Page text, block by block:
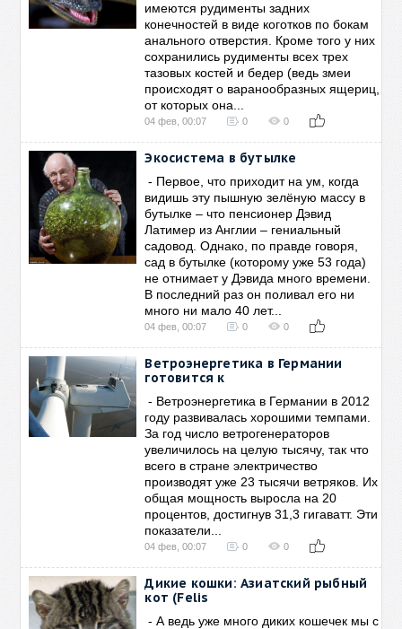
имеются рудименты задних
конечностей в виде коготков по бокам
анального отверстия. Кроме того у них
сохранились рудименты всех трех
тазовых костей и бедер (ведь змеи
происходят о варанообразных ящериц,
от которых она...
04 фев, 00:07 0 0
Экосистема в бутылке
- Первое, что приходит на ум, когда
видишь эту пышную зелёную массу в
бутылке – что пенсионер Дэвид
Латимер из Англии – гениальный
садовод. Однако, по правде говоря,
сад в бутылке (которому уже 53 года)
не отнимает у Дэвида много времени.
В последний раз он поливал его ни
много ни мало 40 лет...
04 фев, 00:07 0 0
Ветроэнергетика в Германии
готовится к
- Ветроэнергетика в Германии в 2012
году развивалась хорошими темпами.
За год число ветрогенераторов
увеличилось на целую тысячу, так что
всего в стране электричество
производят уже 23 тысячи ветряков. Их
общая мощность выросла на 20
процентов, достигнув 31,3 гигаватт. Эти
показатели...
04 фев, 00:07 0 0
Дикие кошки: Азиатский рыбный
кот (Felis
- А ведь уже много диких кошечек мы с